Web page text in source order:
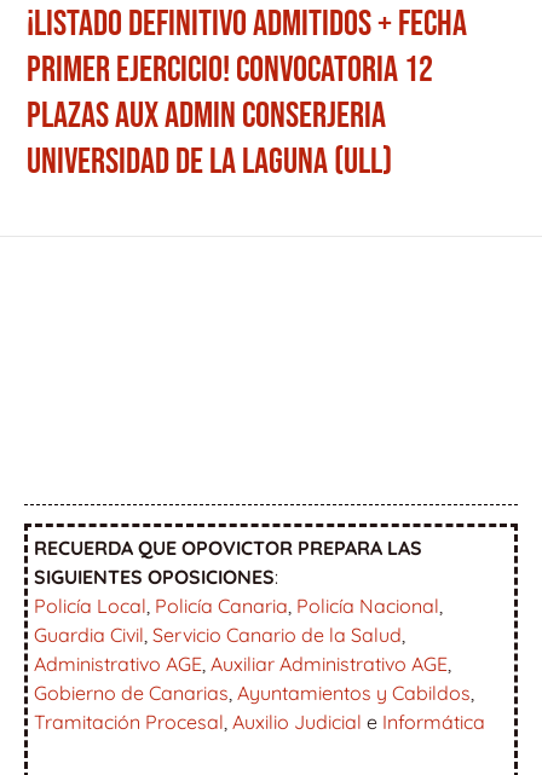
¡LISTADO DEFINITIVO ADMITIDOS + FECHA
PRIMER EJERCICIO! CONVOCATORIA 12
PLAZAS AUX ADMIN CONSERJERIA
UNIVERSIDAD DE LA LAGUNA (ULL)
RECUERDA QUE OPOVICTOR PREPARA LAS
SIGUIENTES OPOSICIONES:
Policía Local Policía Canaria Policía Nacional
Guardia Civil Servicio Canario de la Salud
Administrativo AGE Auxiliar Administrativo AGE
Gobierno de Canarias Ayuntamientos y Cabildos
Tramitación Procesal Auxilio Judicial e Informática